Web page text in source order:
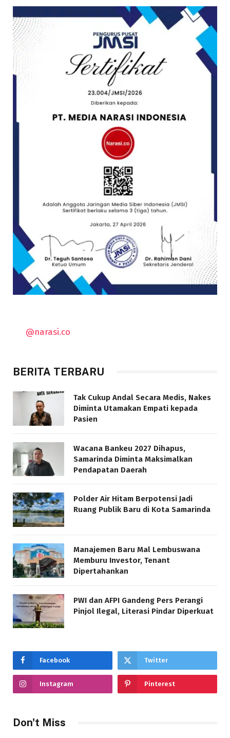
@narasi.co
BERITA TERBARU
Tak Cukup Andal Secara Medis, Nakes
Diminta Utamakan Empati kepada
Pasien
Wacana Bankeu 2027 Dihapus,
Samarinda Diminta Maksimalkan
Pendapatan Daerah
Polder Air Hitam Berpotensi Jadi
Ruang Publik Baru di Kota Samarinda
Manajemen Baru Mal Lembuswana
Memburu Investor, Tenant
Dipertahankan
PWI dan AFPI Gandeng Pers Perangi
Pinjol Ilegal, Literasi Pindar Diperkuat
Facebook Twitter
Instagram Pinterest
Don't Miss